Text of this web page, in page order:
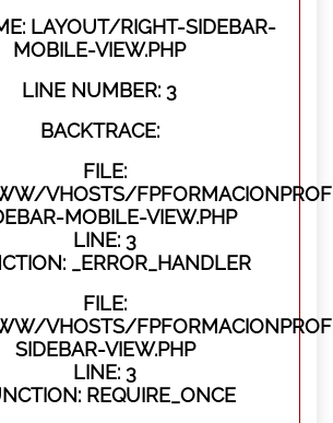
LAYOUT/RIGHT-SIDEBAR-
MOBILE-VIEW.PHP
LINE NUMBER: 3
BACKTRACE:
FILE:
VHOSTS/
MOBILE-VIEW.PHP
LINE: 3
_ERROR_HANDLER
FILE:
VHOSTS/
SIDEBAR-VIEW.PHP
LINE: 3
REQUIRE_ONCE